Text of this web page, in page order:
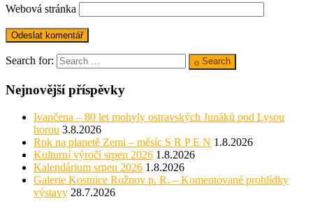
Webová stránka
Search for: Search
Nejnovější příspěvky
Ivančena – 80 let mohyly ostravských Junáků pod Lysou
horou 3.8.2026
Rok na planetě Zemi – měsíc S R P E N 1.8.2026
Kulturní výročí srpen 2026 1.8.2026
Kalendárium srpen 2026 1.8.2026
Galerie Kostnice Rožnov p. R. – Komentované prohlídky
výstavy 28.7.2026